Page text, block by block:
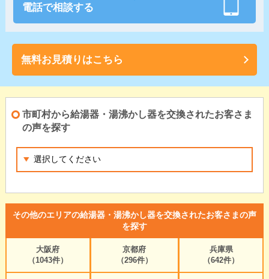
電話で相談する
無料お見積りはこちら
市町村から給湯器・湯沸かし器を交換されたお客さま
の声を探す
その他のエリアの給湯器・湯沸かし器を交換されたお客さまの声
を探す
大阪府
（1043件）
京都府
（296件）
兵庫県
（642件）